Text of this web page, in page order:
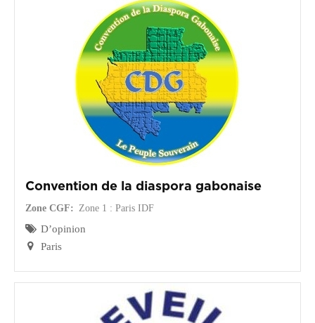
Assurance
Décès
Voyage
Convention de la diaspora gabonaise
Zone CGF Zone 1 : Paris IDF
D’opinion
Paris